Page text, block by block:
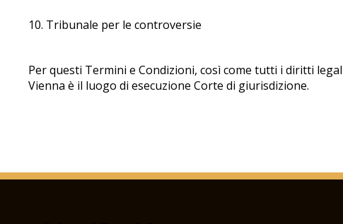
10. Tribunale per le controversie
Per questi Termini e Condizioni, così come tutti i diritti
Vienna è il luogo di esecuzione Corte di giurisdizione.